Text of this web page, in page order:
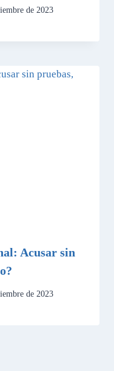
de 2023
Acusar sin
de 2023